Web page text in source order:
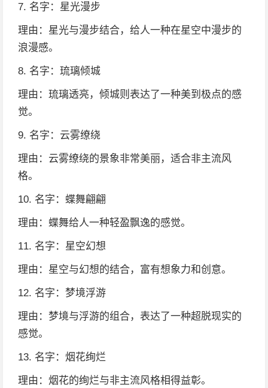
7. 名字：星光漫步
理由：星光与漫步结合，给人一种在星空中漫步的
浪漫感。
8. 名字：琉璃倾城
理由：琉璃透亮，倾城则表达了一种美到极点的感
觉。
9. 名字：云雾缭绕
理由：云雾缭绕的景象非常美丽，适合非主流风
格。
10. 名字：蝶舞翩翩
理由：蝶舞给人一种轻盈飘逸的感觉。
11. 名字：星空幻想
理由：星空与幻想的结合，富有想象力和创意。
12. 名字：梦境浮游
理由：梦境与浮游的组合，表达了一种超脱现实的
感觉。
13. 名字：烟花绚烂
理由：烟花的绚烂与非主流风格相得益彰。